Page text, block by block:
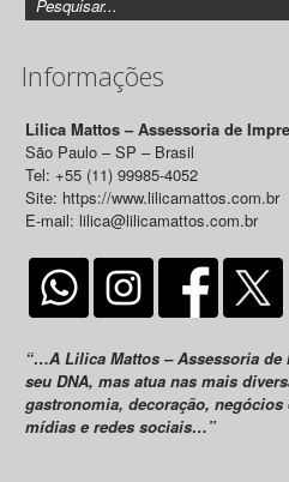
Informações
Lilica Mattos – Assessoria de
São Paulo – SP – Brasil
Tel: +55 (11) 99985-4052
Site: https://www.lilicamattos.com.br
E-mail: lilica@lilicamattos.com.br
“…A Lilica Mattos – Assessoria de
seu DNA, mas atua nas mais
gastronomia, decoração,
mídias e redes sociais…”